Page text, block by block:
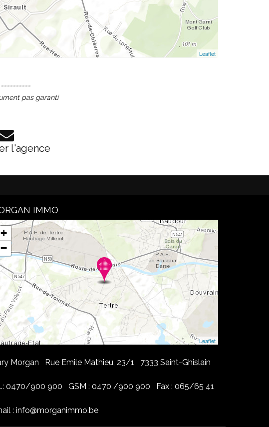
Leaflet
----------
pas garanti
l'agence
IMMO
+
−
Leaflet
Morgan Rue Emile Mathieu, 23/1 7333 Saint-Ghislain
0470/900 900 GSM : 0470 /900 900 Fax : 065/65 41
: info@morganimmo.be